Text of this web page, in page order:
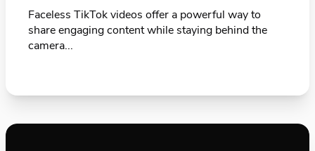
Faceless TikTok videos offer a powerful way to
share engaging content while staying behind the
camera...